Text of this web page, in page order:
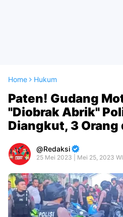
Home Hukum
Paten! Gudang
"Diobrak Abrik"
Diangkut, 3 Orang
Redaksi
25 Mei 2023 | Mei 25, 2023